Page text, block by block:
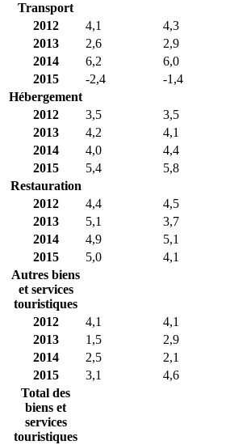
Transport
2012
4,1 4,3
2013
2,6 2,9
2014
6,2 6,0
2015
-2,4 -1,4
Hébergement
2012
3,5 3,5
2013
4,2 4,1
2014
4,0 4,4
2015
5,4 5,8
Restauration
2012
4,4 4,5
2013
5,1 3,7
2014
4,9 5,1
2015
5,0 4,1
Autres biens
et services
touristiques
2012
4,1 4,1
2013
1,5 2,9
2014
2,5 2,1
2015
3,1 4,6
Total des
biens et
services
touristiques